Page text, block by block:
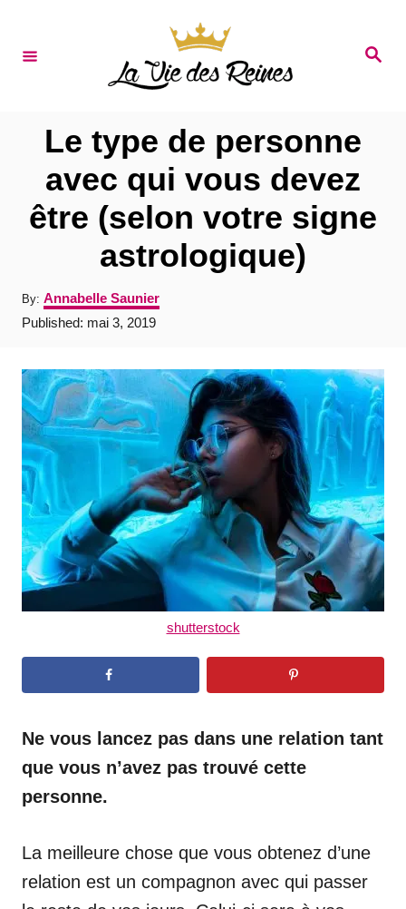
S
Le type de personne
avec qui vous devez
être (selon votre signe
astrologique)
By: A
u
t
o
r
Annabelle Saunier
P
t
e
d
o
n
Published: mai 3, 2019
shutterstock
Ne vous lancez pas dans une relation tant
que vous n’avez pas trouvé cette
personne.
La meilleure chose que vous obtenez d’une
relation est un compagnon avec qui passer